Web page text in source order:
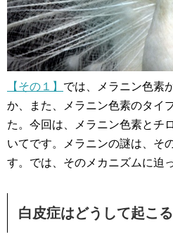
【その１】 では、メラニン色素
か、また、メラニン色素のタイ
た。今回は、メラニン色素とチ
いてです。メラニンの謎は、そ
す。では、そのメカニズムに迫
白皮症はどうして起こ